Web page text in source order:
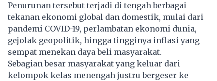
Penurunan tersebut terjadi di tengah berbagai
tekanan ekonomi global dan domestik, mulai dari
pandemi COVID-19, perlambatan ekonomi dunia,
gejolak geopolitik, hingga tingginya inflasi yang
sempat menekan daya beli masyarakat.
Sebagian besar masyarakat yang keluar dari
kelompok kelas menengah justru bergeser ke